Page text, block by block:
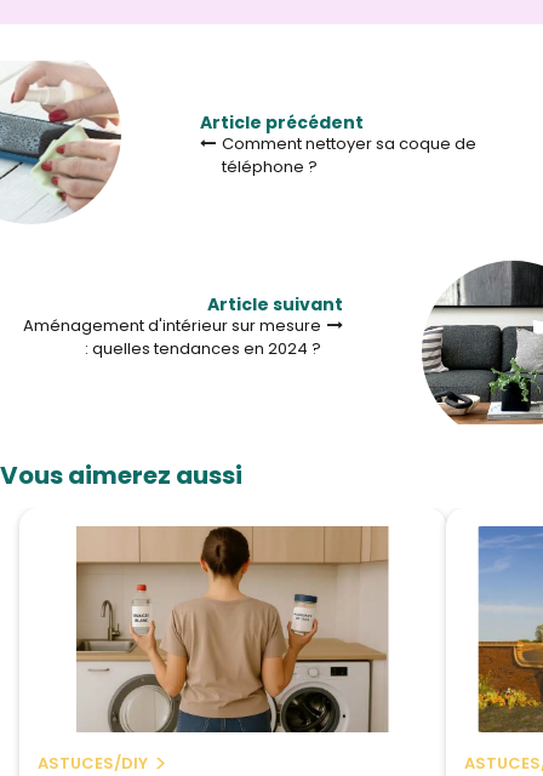
Article précédent
Comment nettoyer sa coque de
téléphone ?
Article suivant
Aménagement d'intérieur sur mesure
: quelles tendances en 2024 ?
Vous aimerez aussi
ASTUCES/DIY